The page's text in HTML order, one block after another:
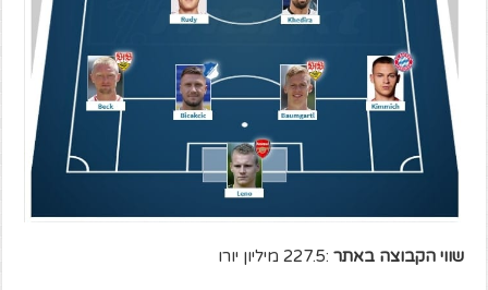
שווי הקבוצה באתר :227.5 מיליון יורו